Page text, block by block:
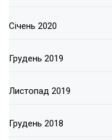
Січень 2020
Грудень 2019
Листопад 2019
Грудень 2018